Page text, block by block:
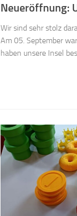
Neueröffnung:
Wir sind sehr stolz
Am 05. September
haben unsere Insel